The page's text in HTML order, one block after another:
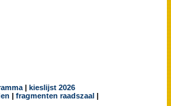
| kieslijst 2026
| fragmenten raadszaal |